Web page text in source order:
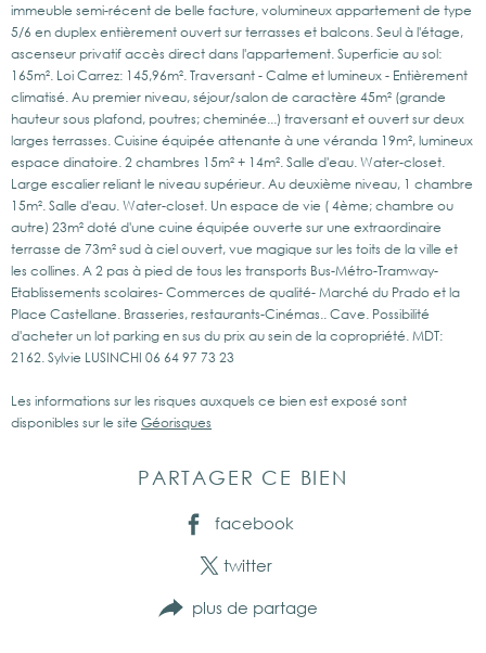
immeuble semi-récent de belle facture, volumineux appartement de type
5/6 en duplex entièrement ouvert sur terrasses et balcons. Seul à l'étage,
ascenseur privatif accès direct dans l'appartement. Superficie au sol:
165m². Loi Carrez: 145,96m². Traversant - Calme et lumineux - Entièrement
climatisé. Au premier niveau, séjour/salon de caractère 45m² (grande
hauteur sous plafond, poutres; cheminée...) traversant et ouvert sur deux
larges terrasses. Cuisine équipée attenante à une véranda 19m², lumineux
espace dinatoire. 2 chambres 15m² + 14m². Salle d'eau. Water-closet.
Large escalier reliant le niveau supérieur. Au deuxième niveau, 1 chambre
15m². Salle d'eau. Water-closet. Un espace de vie ( 4ème; chambre ou
autre) 23m² doté d'une cuine équipée ouverte sur une extraordinaire
terrasse de 73m² sud à ciel ouvert, vue magique sur les toits de la ville et
les collines. A 2 pas à pied de tous les transports Bus-Métro-Tramway-
Etablissements scolaires- Commerces de qualité- Marché du Prado et la
Place Castellane. Brasseries, restaurants-Cinémas.. Cave. Possibilité
d'acheter un lot parking en sus du prix au sein de la copropriété. MDT:
2162. Sylvie LUSINCHI 06 64 97 73 23
Les informations sur les risques auxquels ce bien est exposé sont
disponibles sur le site Géorisques
PARTAGER CE BIEN
facebook
twitter
plus de partage